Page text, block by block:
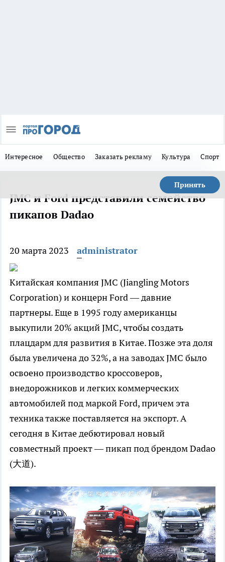
Интересное Общество Заказать рекламу Культура Спорт
Принять
JMC и Ford представили семейство
пикапов Dadao
20 марта 2023 administrator
Китайская компания JMC (Jiangling Motors
Corporation) и концерн Ford — давние
партнеры. Еще в 1995 году американцы
выкупили 20% акций JMC, чтобы создать
плацдарм для развития в Китае. Позже эта доля
была увеличена до 32%, а на заводах JMC было
освоено производство кроссоверов,
внедорожников и легких коммерческих
автомобилей под маркой Ford, причем эта
техника также поставляется на экспорт. А
сегодня в Китае дебютировал новый
совместный проект — пикап под брендом Dadao
(大道).